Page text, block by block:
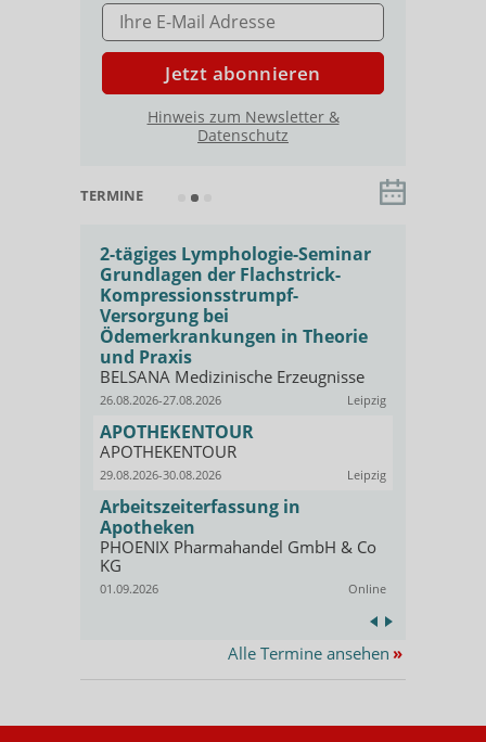
E-MAIL ADRESSE
Jetzt abonnieren
Hinweis zum Newsletter &
Datenschutz
TERMINE
2-tägiges Lymphologie-Seminar
Grundlagen der Flachstrick-
Kompressionsstrumpf-
Versorgung bei
Ödemerkrankungen in Theorie
und Praxis
BELSANA Medizinische Erzeugnisse
26.08.2026-27.08.2026 Leipzig
APOTHEKENTOUR
APOTHEKENTOUR
29.08.2026-30.08.2026 Leipzig
Arbeitszeiterfassung in
Apotheken
PHOENIX Pharmahandel GmbH & Co
KG
01.09.2026 Online
Alle Termine ansehen »